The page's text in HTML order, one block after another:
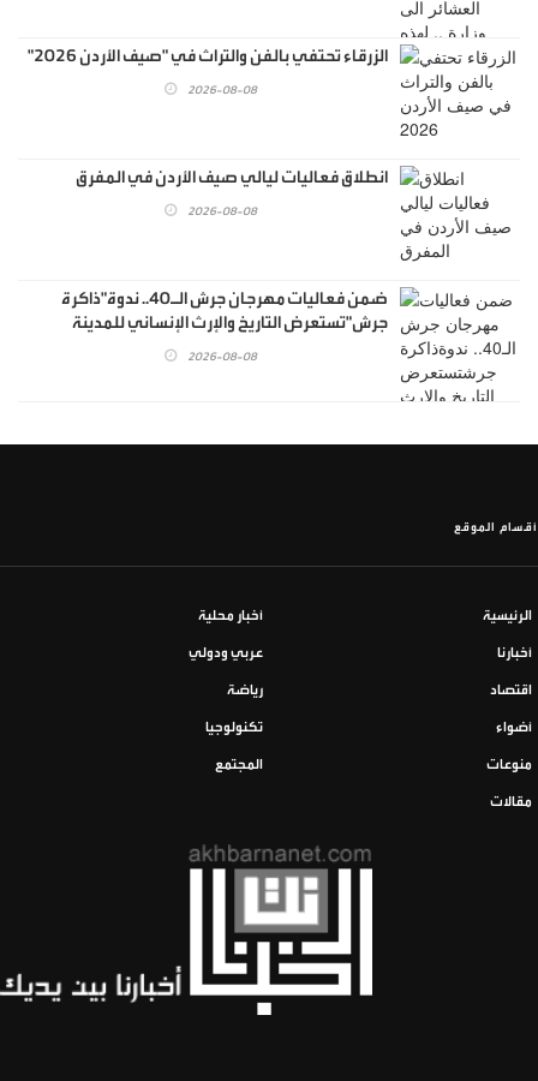
الزرقاء تحتفي بالفن والتراث في "صيف الأردن 2026"
2026-08-08
انطلاق فعاليات ليالي صيف الأردن في المفرق
2026-08-08
ضمن فعاليات مهرجان جرش الـ40.. ندوة"ذاكرة
جرش"تستعرض التاريخ والإرث الإنساني للمدينة
2026-08-08
أقسام الموقع
الرئيسية أخبار محلية
أخبارنا عربي ودولي
اقتصاد رياضة
أضواء تكنولوجيا
منوعات المجتمع
مقالات